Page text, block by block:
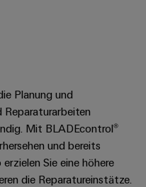
Planung und
Mit BLADEcontrol®
und bereits
Sie eine höhere
die Reparatureinstätze.